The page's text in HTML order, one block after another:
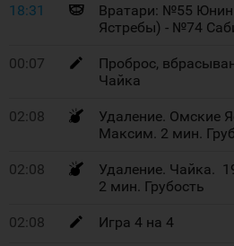
18:31
Вратари: №55
Ястребы) - №74
00:07
Проброс,
Чайка
02:08
Удаление. Омские
Максим. 2 мин.
02:08
Удаление. Чайка.
2 мин. Грубость
02:08 Игра 4 на 4